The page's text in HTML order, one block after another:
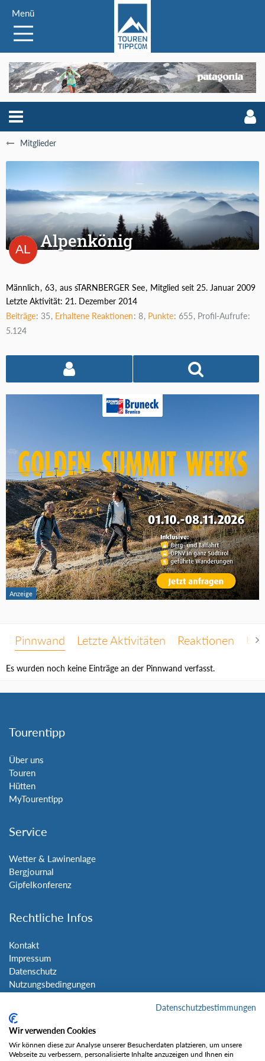
Menü
Mitglieder
Alpenkönig
Männlich 63 aus sTARNBERGER See Mitglied seit 25. Januar 2009
Letzte Aktivität: 21. Dezember 2014
Beiträge 35 Erhaltene Reaktionen 8 Punkte 655 Profil-Aufrufe
5.124
Pinnwand Letzte Aktivitäten Reaktionen
Es wurden noch keine Einträge an der Pinnwand verfasst.
Tourentipp
Über uns
Touren
Hütten
MyTourentipp
Service
Wetter & Lawinenlage
Bergjournal
Gipfelkonferenz
Rechtliche Infos
Kontakt
Impressum
Datenschutz
Nutzungsbedingungen
Social Media
Datenschutzbestimmungen
Wir verwenden Cookies
Wir können diese zur Analyse unserer Besucherdaten platzieren, um unsere
Webseite zu verbessern, personalisierte Inhalte anzuzeigen und Ihnen ein